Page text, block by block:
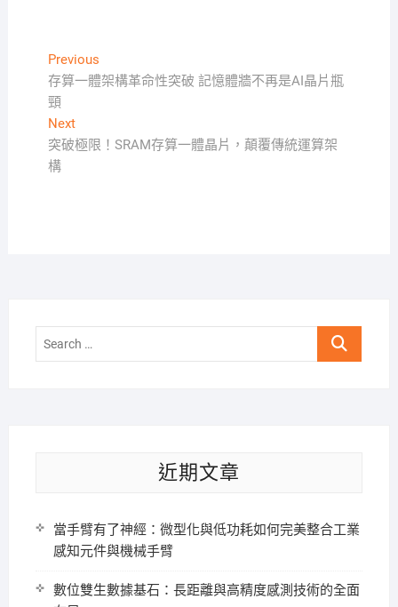
文
章
導
覽
PreviousPrevious
post:
存算一體架構革命性突破 記憶體牆不再是AI晶片瓶
頸
NextNext
post:
突破極限！SRAM存算一體晶片，顛覆傳統運算架
構
Search
近期文章
當手臂有了神經：微型化與低功耗如何完美整合工業
感知元件與機械手臂
數位雙生數據基石：長距離與高精度感測技術的全面